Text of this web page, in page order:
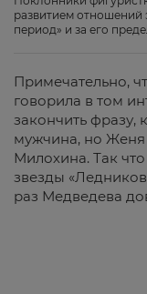
развитием
период» и за его
Примечательно,
говорила в том
закончить фразу,
мужчина, но Женя
Милохина. Так
звезды
раз Медведева